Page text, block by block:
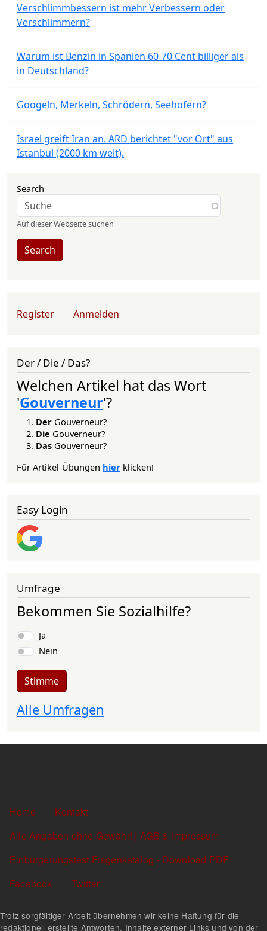
Verschlimmbessern ist mehr Verbessern oder
Verschlimmern?
Warum ist Benzin in Spanien 60-70 Cent billiger als
in Deutschland?
Googeln, Merkeln, Schrödern, Seehofern?
Israel greift Iran an. ARD berichtet "vor Ort" aus
Istanbul (2000 km weit).
Search
Auf dieser Webseite suchen
Search
User account menu
Register Anmelden
Der / Die / Das?
Welchen Artikel hat das Wort
'Gouverneur'?
Der Gouverneur?
Die Gouverneur?
Das Gouverneur?
Für Artikel-Übungen hier klicken!
Easy Login
Umfrage
Bekommen Sie Sozialhilfe?
Auswahlmöglichkeiten
Ja
Nein
Stimme
Alle Umfragen
Sekundärlinks
Home
Kontakt
Alle Angaben ohne Gewähr! | AGB & Impressum
Einbürgerungstest Fragenkatalog - Download PDF
Facebook
Twitter
Trotz sorgfältiger Arbeit übernehmen wir keine Haftung für die
redaktionell erstellte Antworten, Inhalte externer Links und von der